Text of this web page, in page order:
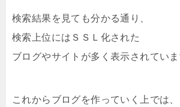
検索結果を見ても分かる通り、
検索上位にはＳＳＬ化された
ブログやサイトが多く表示されていま
これからブログを作っていく上では、